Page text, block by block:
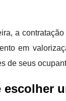
a contratação
em
de seus
escolher